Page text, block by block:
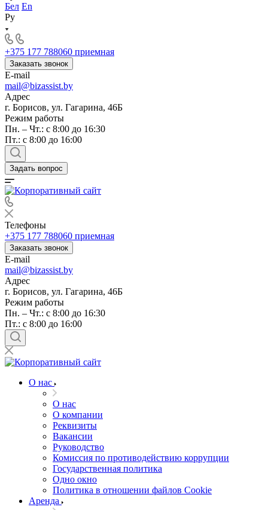
Бел En
Ру
+375 177 788060 приемная
Заказать звонок
E-mail
mail@bizassist.by
Адрес
г. Борисов, ул. Гагарина, 46Б
Режим работы
Пн. – Чт.: с 8:00 до 16:30
Пт.: с 8:00 до 16:00
Задать вопрос
Телефоны
+375 177 788060 приемная
Заказать звонок
E-mail
mail@bizassist.by
Адрес
г. Борисов, ул. Гагарина, 46Б
Режим работы
Пн. – Чт.: с 8:00 до 16:30
Пт.: с 8:00 до 16:00
О нас
О нас
О компании
Реквизиты
Вакансии
Руководство
Комиссия по противодействию коррупции
Государственная политика
Одно окно
Политика в отношении файлов Cookie
Аренда